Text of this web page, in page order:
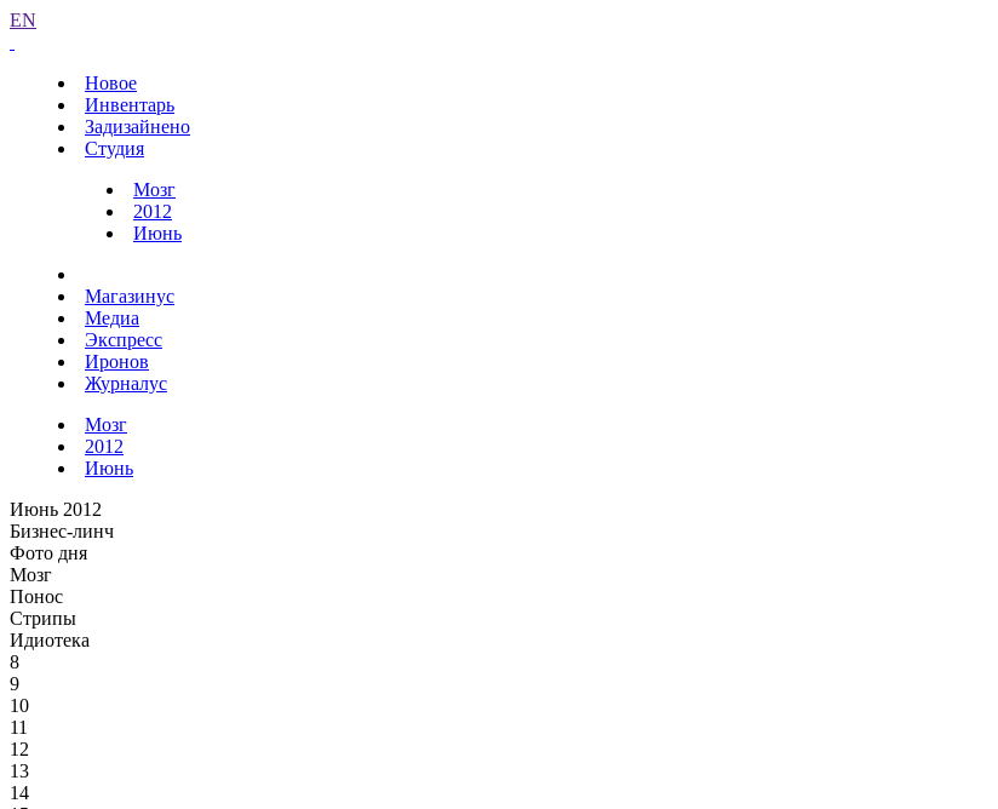
EN
Новое
Инвентарь
Задизайнено
Студия
Мозг
2012
Июнь
Магазинус
Медиа
Экспресс
Иронов
Журналус
Мозг
2012
Июнь
Июнь 2012
Бизнес-линч
Фото дня
Мозг
Понос
Стрипы
Идиотека
8
9
10
11
12
13
14